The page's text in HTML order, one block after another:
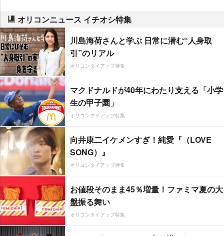
オリコンニュース イチオシ特集
川島海荷さんと学ぶ 日常に潜む“人身取
引”のリアル
オリコンタイアップ特集
マクドナルドが40年にわたり支える「小学
生の甲子園」
オリコンタイアップ特集
向井康二イケメンすぎ！純愛『（LOVE
SONG）』
オリコンタイアップ特集
お値段そのまま45％増量！ファミマ夏の大
盤振る舞い
オリコンタイアップ特集